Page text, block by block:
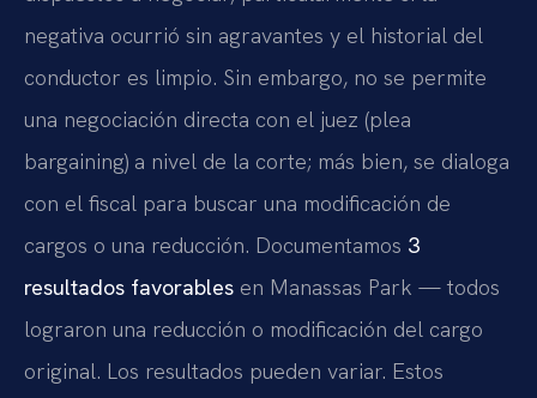
negativa ocurrió sin agravantes y el historial del
conductor es limpio. Sin embargo, no se permite
una negociación directa con el juez (plea
bargaining) a nivel de la corte; más bien, se dialoga
con el fiscal para buscar una modificación de
cargos o una reducción. Documentamos 3
resultados favorables en Manassas Park — todos
lograron una reducción o modificación del cargo
original. Los resultados pueden variar. Estos